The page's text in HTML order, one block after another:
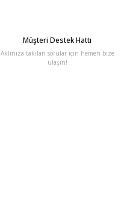
Müşteri Destek Hattı
Aklınıza takılan sorular için hemen bize
ulaşın!